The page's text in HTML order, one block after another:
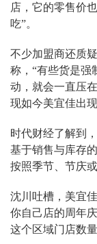
店，它的零售价
吃”。
不少加盟商还质
称，“有些货是强
动，就会一直压
现如今美宜佳出
时代财经了解到
基于销售与库存
按照季节、节庆
沈川吐槽，美宜
你自己店的周年
这个区域门店数